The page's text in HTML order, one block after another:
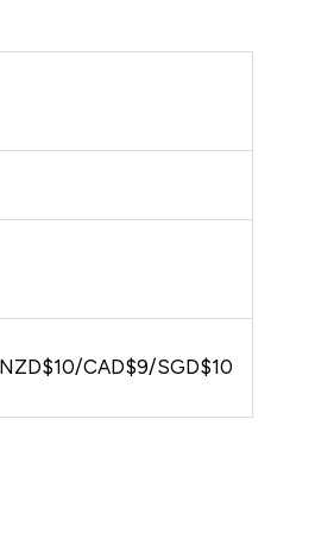
CAD$9/SGD$10